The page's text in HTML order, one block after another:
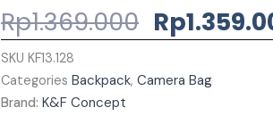
Rp1.369.000 Harga
Aslinya
Adalah:
Rp
SKU KF13.128
Categories Backpack, Camera Bag
Brand: K&F Concept